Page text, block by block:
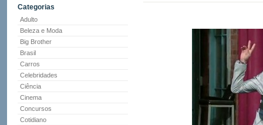
Categorias
Adulto
Beleza e Moda
Big Brother
Brasil
Carros
Celebridades
Ciência
Cinema
Concursos
Cotidiano